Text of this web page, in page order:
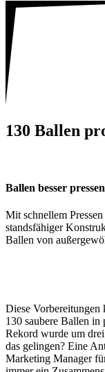
130 Ballen
Ballen besser pressen
Mit schnellem
stands­fä­higer
Ballen von
Diese Vorbe­rei­tungen
130 saubere Ballen in
Rekord wurde um
das gelingen? Eine
Marke­ting Manager